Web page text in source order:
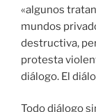
«algunos
mundos
destructiva,
protesta
diálogo. El
Todo diálogo